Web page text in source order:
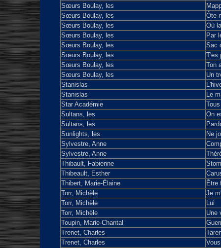
Sœurs Boulay, les
Sœurs Boulay, les
Ôte-
Sœurs Boulay, les
Où
Sœurs Boulay, les
Par
Sœurs Boulay, les
Sac
Sœurs Boulay, les
T'es
Sœurs Boulay, les
Ton
Sœurs Boulay, les
Un
Stanislas
Stanislas
Le
Star Académie
Sultans, les
On
Sultans, les
Sunlights, les
Ne
Sylvestre, Anne
Sylvestre, Anne
Thibault, Fabienne
Thibeault, Esther
Thibert, Marie-Élaine
Être
Torr, Michèle
Je
Torr, Michèle
Lui
Torr, Michèle
Une
Toupin, Marie-Chantal
Trenet, Charles
Trenet, Charles